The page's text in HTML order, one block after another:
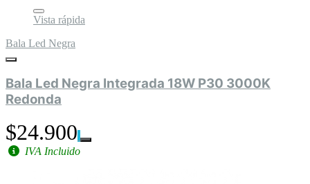
Vista rápida
Bala Led Negra
Bala Led Negra Integrada 18W P30 3000K
Redonda
$24.900
IVA Incluido